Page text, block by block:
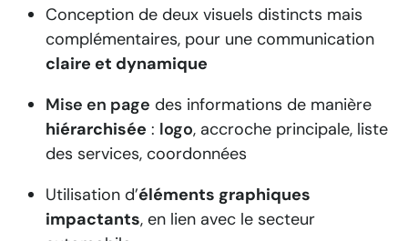
Conception de deux visuels distincts mais
complémentaires, pour une communication
claire et dynamique
Mise en page des informations de manière
hiérarchisée : logo, accroche principale, liste
des services, coordonnées
Utilisation d’éléments graphiques
impactants, en lien avec le secteur